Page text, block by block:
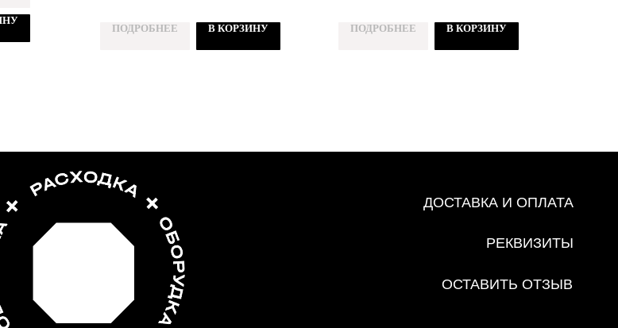
ПОДРОБНЕЕ В КОРЗИНУ ПОДРОБНЕЕ В КОРЗИНУ
ПЕРСОНАЛЬНЫХ ДАННЫХ
ДОСТАВКА И ОПЛАТА